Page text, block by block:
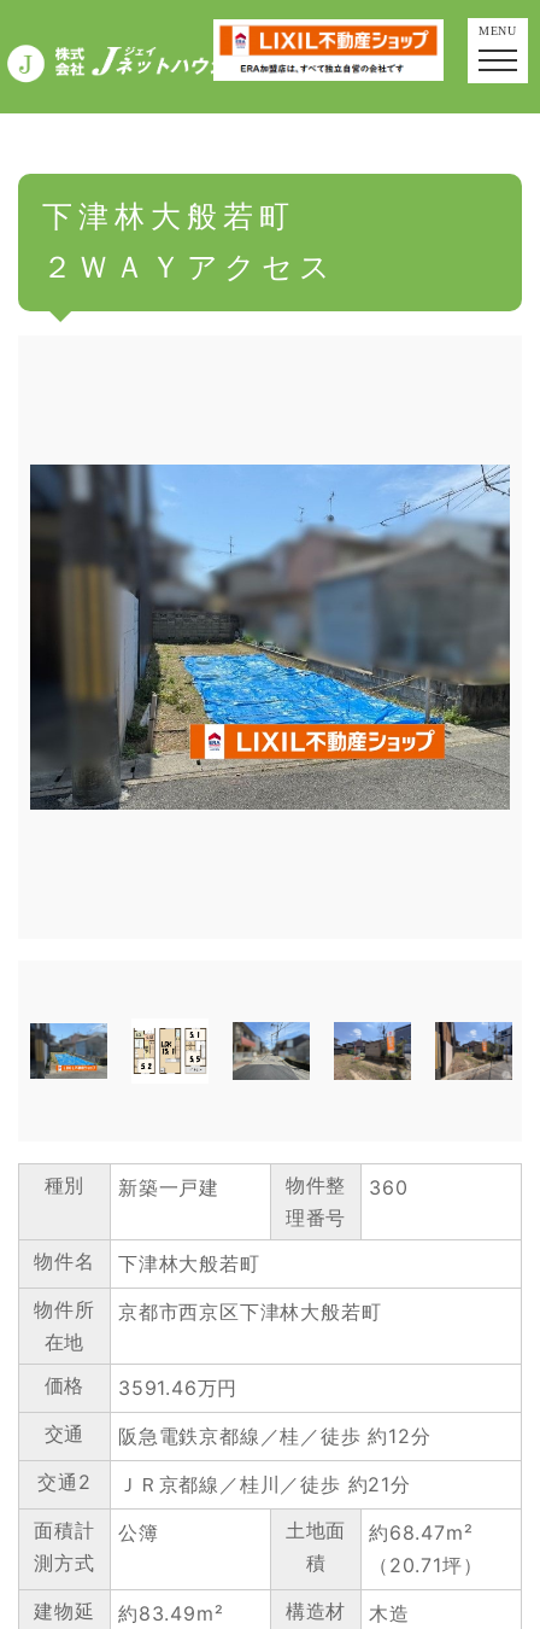
MENU
下津林大般若町
２ＷＡＹアクセス
種別 新築一戸建
物件整
理番号
360
物件名
下津林大般若町
物件所
在地
京都市西京区下津林大般若町
価格
3591.46万円
交通
阪急電鉄京都線／桂／徒歩 約12分
交通2
ＪＲ京都線／桂川／徒歩 約21分
面積計
測方式
公簿
土地面
積
約68.47m²
（20.71坪）
建物延
約83.49m²
構造材
木造